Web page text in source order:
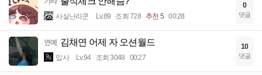
사실난라쿤 Lv.89 조회 728 추천 5 00:28
0
댓글
연예 김채연 어제 자 오션월드
입사 Lv.94 조회 3048 00:27
10
댓글